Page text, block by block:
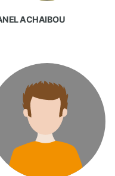
ACHAIBOU